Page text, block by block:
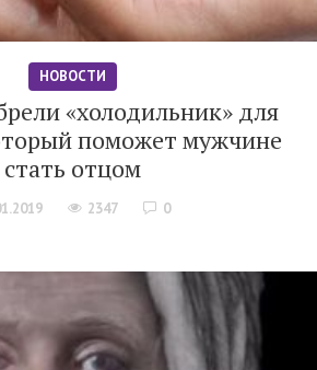
НОВОСТИ
«холодильник» для
поможет мужчине
стать отцом
2347 0